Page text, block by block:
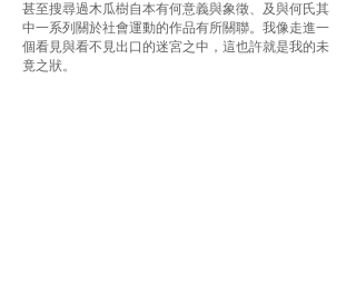
甚至搜尋過木瓜樹自本有何意義與象徵、及與何氏其
中一系列關於社會運動的作品有所關聯。我像走進一
個看見與看不見出口的迷宮之中，這也許就是我的未
竟之狀。